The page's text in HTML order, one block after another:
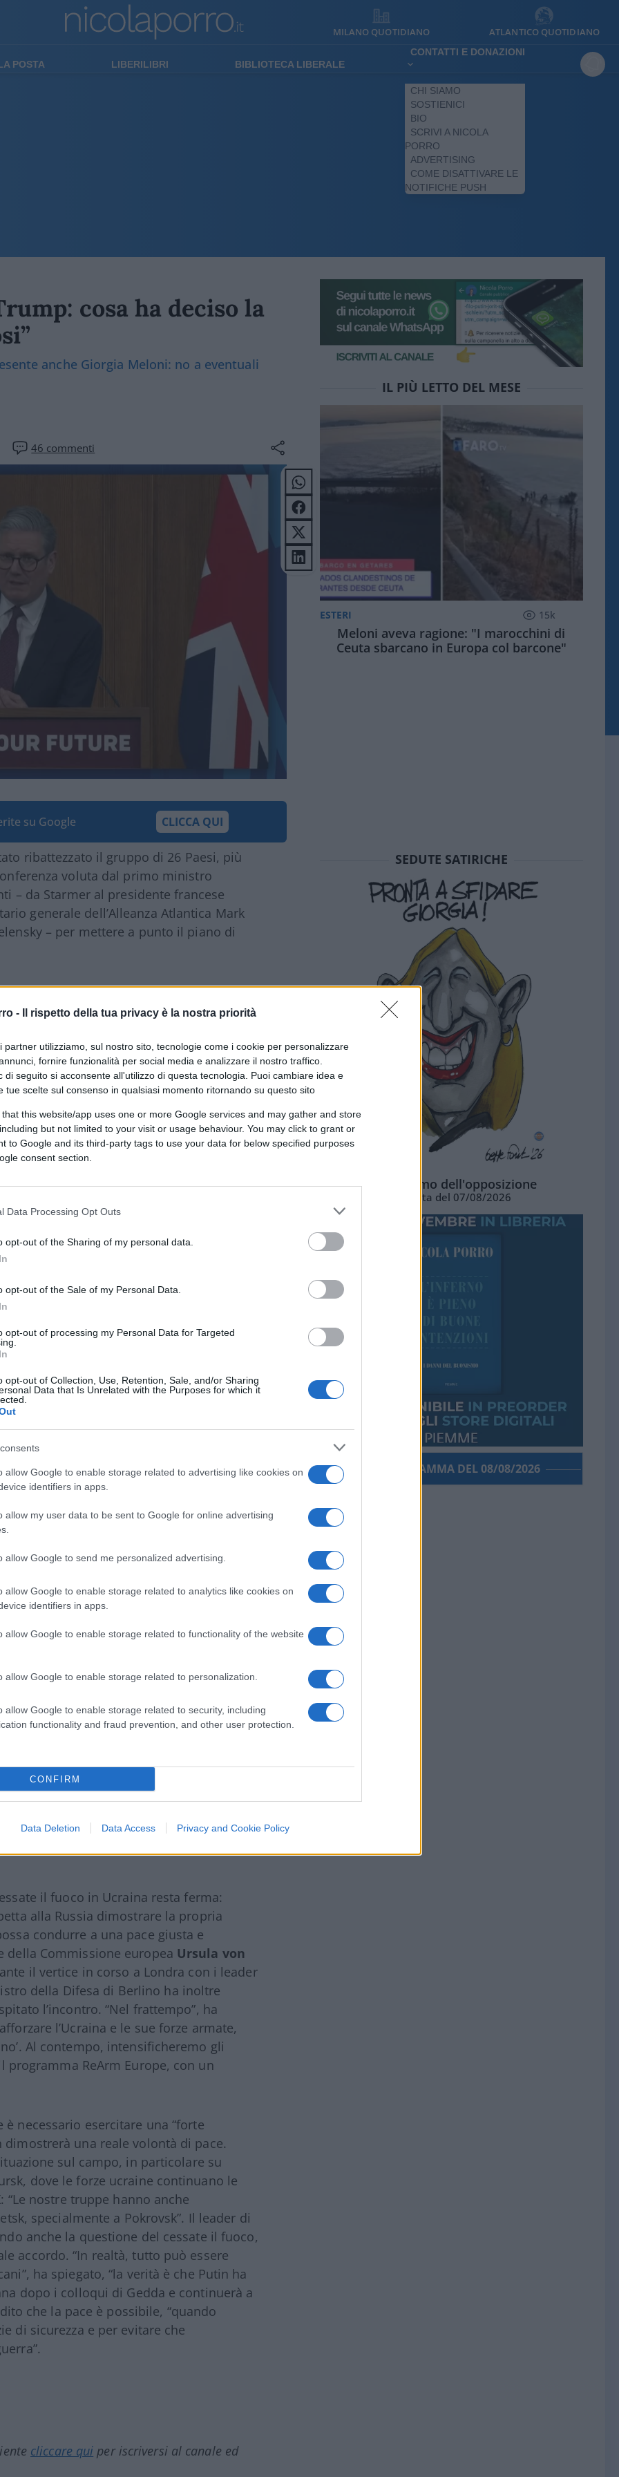
- Il rispetto della tua privacy è la nostra priorità
partner utilizziamo, sul nostro sito, tecnologie come i cookie per personalizzare
fornire funzionalità per social media e analizzare il nostro traffico.
di seguito si acconsente all'utilizzo di questa tecnologia. Puoi cambiare idea e
tue scelte sul consenso in qualsiasi momento ritornando su questo sito
that this website/app uses one or more Google services and may gather and store
but not limited to your visit or usage behaviour. You may click to grant or
to Google and its third-party tags to use your data for below specified purposes
consent section.
Data Processing Opt Outs
opt-out of the Sharing of my personal data.
opt-out of the Sale of my Personal Data.
opt-out of processing my Personal Data for Targeted
opt-out of Collection, Use, Retention, Sale, and/or Sharing
Data that Is Unrelated with the Purposes for which it
allow Google to enable storage related to advertising like cookies on
identifiers in apps.
allow my user data to be sent to Google for online advertising
allow Google to send me personalized advertising.
allow Google to enable storage related to analytics like cookies on
identifiers in apps.
allow Google to enable storage related to functionality of the website
allow Google to enable storage related to personalization.
allow Google to enable storage related to security, including
functionality and fraud prevention, and other user protection.
CONFIRM
Data Deletion Data Access Privacy and Cookie Policy
MILANO QUOTIDIANO ATLANTICO QUOTIDIANO
POSTA LIBERILIBRI BIBLIOTECA LIBERALE
CONTATTI E DONAZIONI
CHI SIAMO
SOSTIENICI
BIO
SCRIVI A NICOLA
PORRO
ADVERTISING
COME DISATTIVARE LE
NOTIFICHE PUSH
cosa ha deciso la
anche Giorgia Meloni: no a eventuali
46 commenti
su Google CLICCA QUI
ribattezzato il gruppo di 26 Paesi, più
voluta dal primo ministro
– da Starmer al presidente francese
generale dell’Alleanza Atlantica Mark
– per mettere a punto il piano di
due, ossiala “fase operativa”per
intervento, Starmer ha ribadito che gli
continuare, compreso il
il proseguimento delle sanzioni per
portarlo al tavolo”. Per il premier
il lavoro pratico” necessario per
momento di continuare a guidare verso il
uccisioni, una pace giusta e duratura in
aspettare che il presidente russo
per avviare “discussioni serie”: “Noi
a una pace che sia sicura e
dell’Ucraina ma anche essere noi
attraverso lo strumento di una
della coalizione di volenterosi
le nostre sanzioni sulle
tutte le vie legali per garantire che la
Cosa è successo
avanti “in collaborazione” con
rete di sicurezza a stelle e strisce, il
degli Stati Uniti “non è cambiata”.
in collaborazione con gli Stati Uniti.
con gli Usa. Quindi la posizione
gli Stati Uniti non è cambiata. Ed è per
“Ovviamente parliamo ogni giorno con
aggiunto Starmer: “Ho ben chiaro che il
per una pace duratura che è
è orientato a questo scopo”.
anche il primo ministro
di continuare a collaborare con i
per elaborare garanzie di sicurezza
Roma non prevede di partecipare a
il fuoco in Ucraina resta ferma:
alla Russia dimostrare la propria
condurre a una pace giusta e
della Commissione europea Ursula von
il vertice in corso a Londra con i leader
della Difesa di Berlino ha inoltre
l’incontro. “Nel frattempo”, ha
l’Ucraina e le sue forze armate,
Al contempo, intensificheremo gli
programma ReArm Europe, con un
è necessario esercitare una “forte
una reale volontà di pace.
sul campo, in particolare su
dove le forze ucraine continuano le
nostre truppe hanno anche
specialmente a Pokrovsk”. Il leader di
anche la questione del cessate il fuoco,
accordo. “In realtà, tutto può essere
ha spiegato, “la verità è che Putin ha
dopo i colloqui di Gedda e continuerà a
che la pace è possibile, “quando
di sicurezza e per evitare che
cliccare qui per iscriversi al canale ed
IL PIÙ LETTO DEL MESE
ESTERI 15k
Meloni aveva ragione: "I marocchini di
Ceuta sbarcano in Europa col barcone"
SEDUTE SATIRICHE
L'ottimismo dell'opposizione
Vignetta del 07/08/2026
PORROGRAMMA DEL 08/08/2026